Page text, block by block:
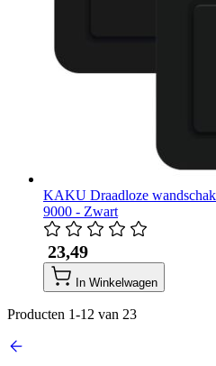
KAKU Draadloze
9000 - Zwart
​ 23,49
In Winkelwagen
Producten 1-12 van 23